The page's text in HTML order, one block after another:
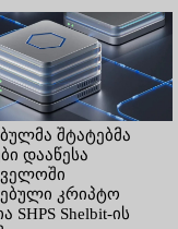
შტატებმა
დააწესა
კრიპტო
SHPS Shelbit-ის